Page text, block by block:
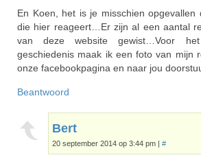
En Koen, het is je misschien
die hier reageert…Er zijn al een aantal
van deze website gewist…Voor
geschiedenis maak ik een foto van mijn
onze facebookpagina en naar jou
Beantwoord
Bert
20 september 2014 op 3:44 pm | #